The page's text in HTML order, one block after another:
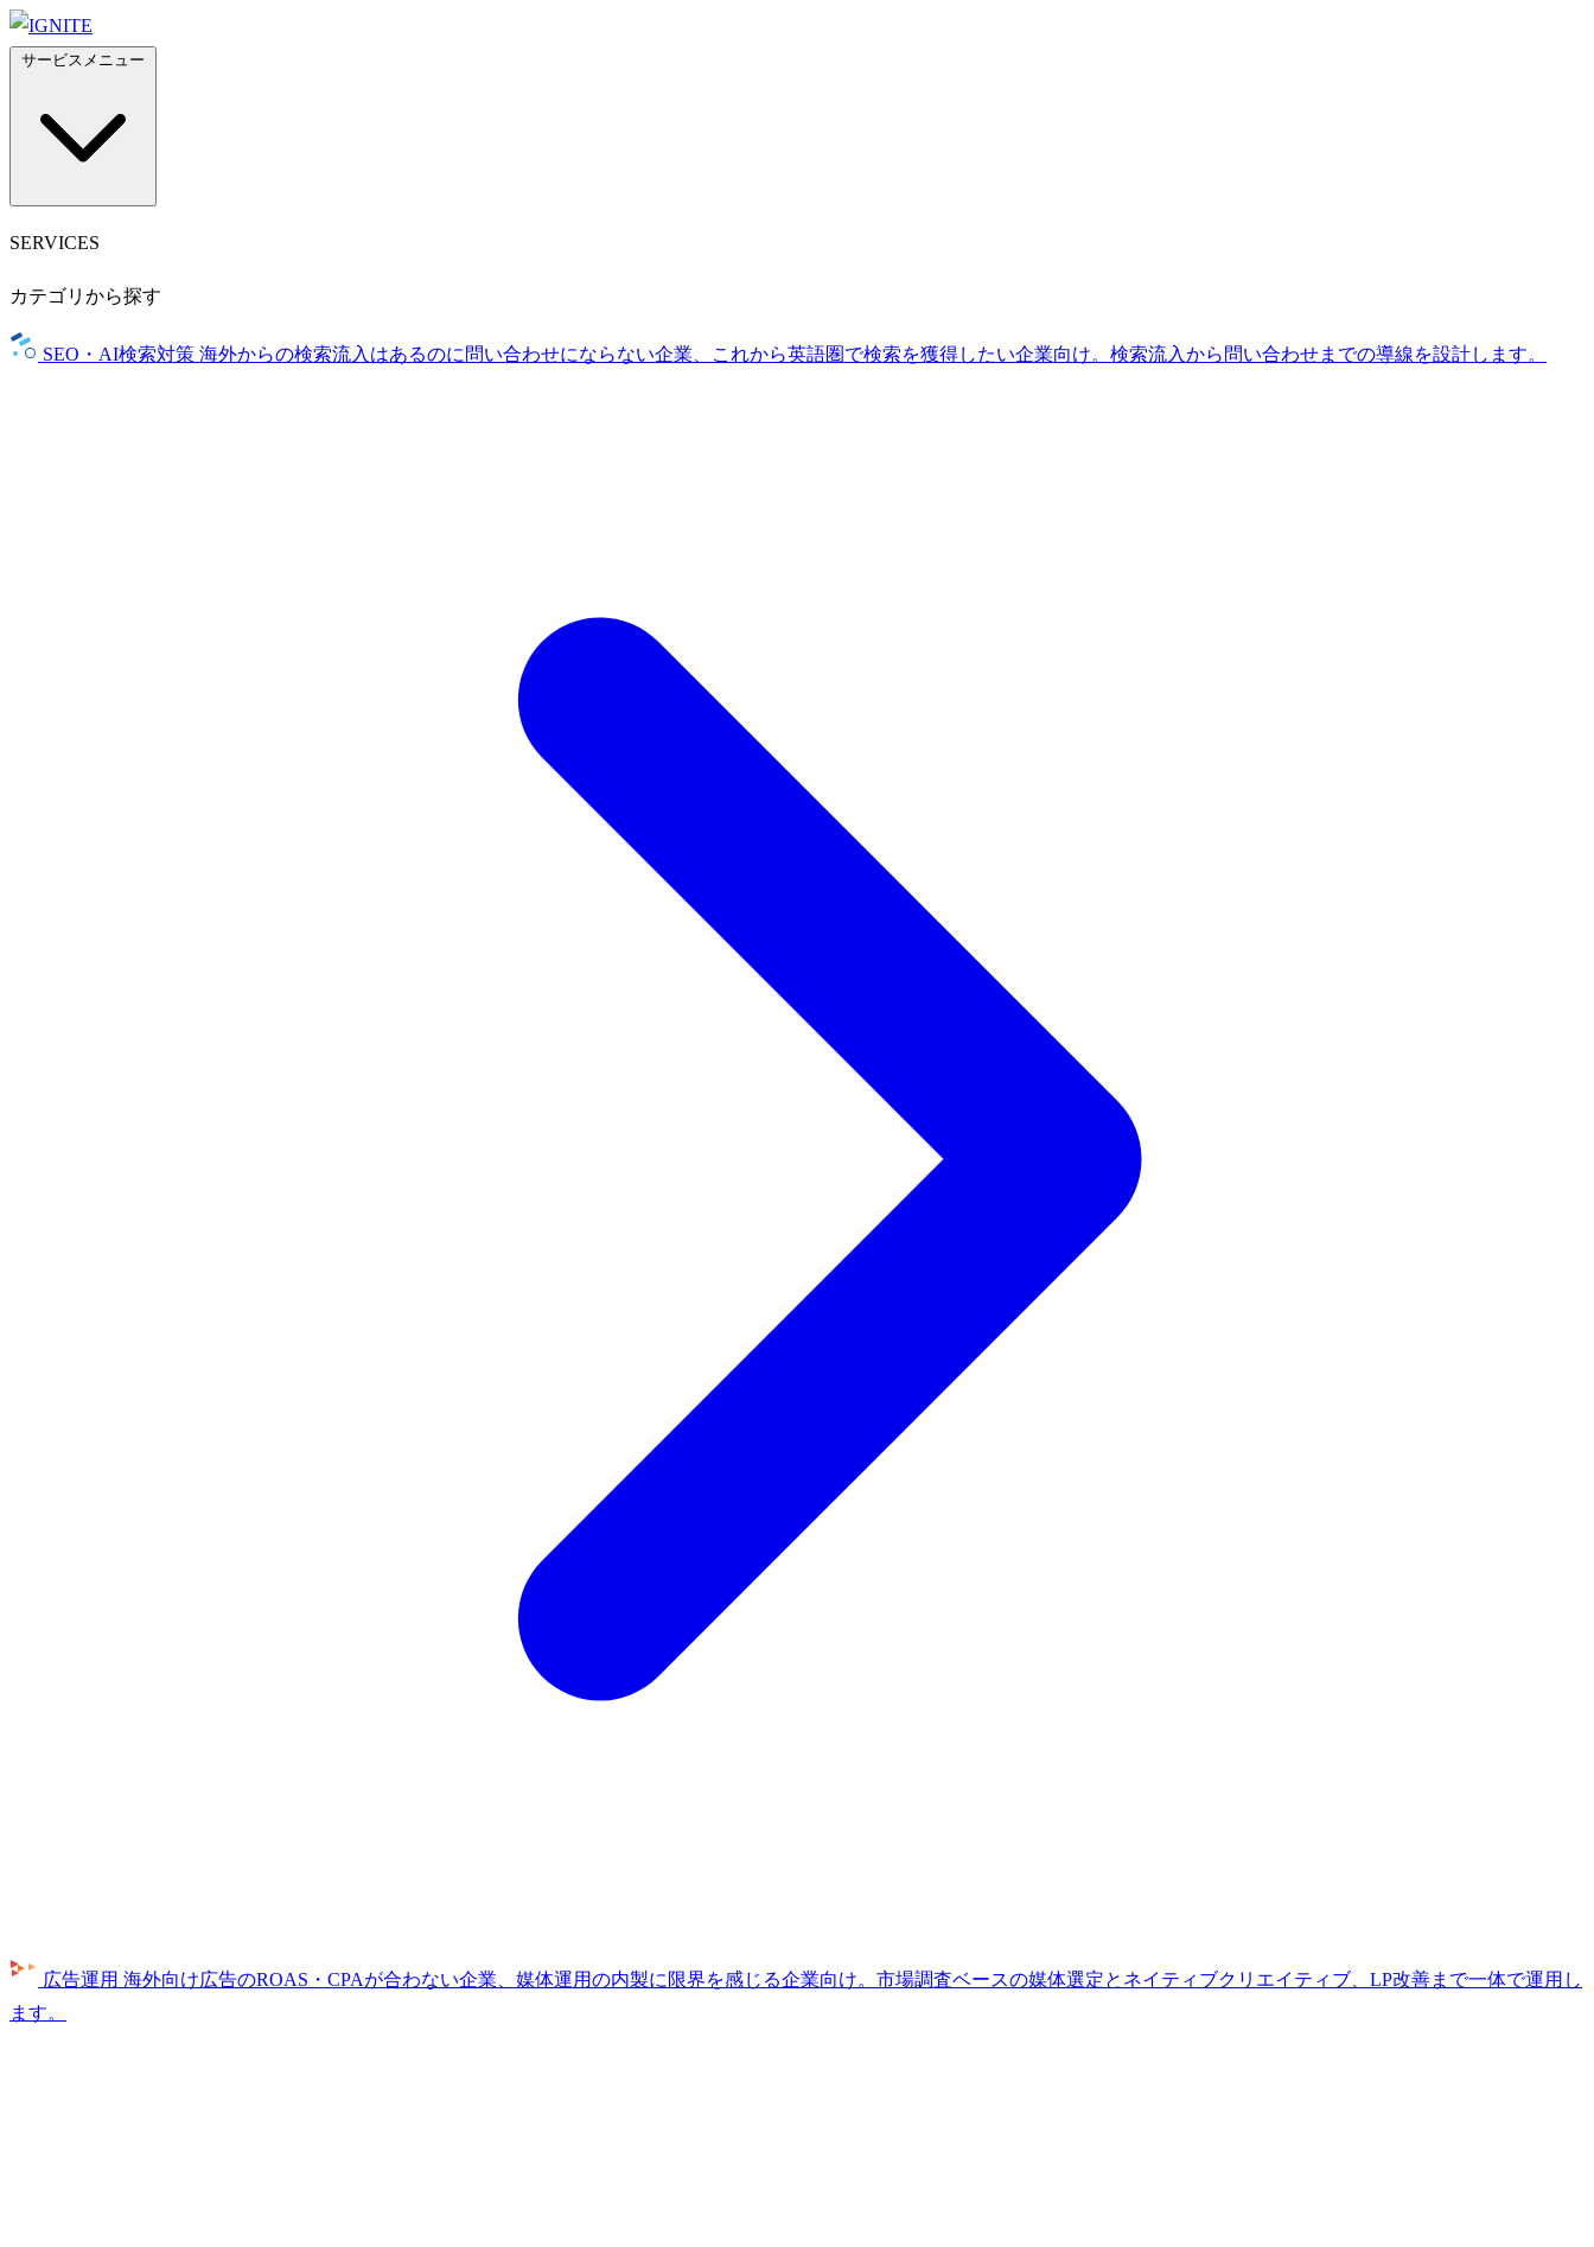
SERVICES
カテゴリから探す
SEO・AI検索対策 海外からの検索流入はあるのに問い合わせにならない企業、これから英語圏で検索を獲得したい企業向け。検索流入から問い合わせまでの導線を設計します。
広告運用 海外向け広告のROAS・CPAが合わない企業、媒体運用の内製に限界を感じる企業向け。市場調査ベースの媒体選定とネイティブクリエイティブ、LP改善まで一体で運用し
ます。